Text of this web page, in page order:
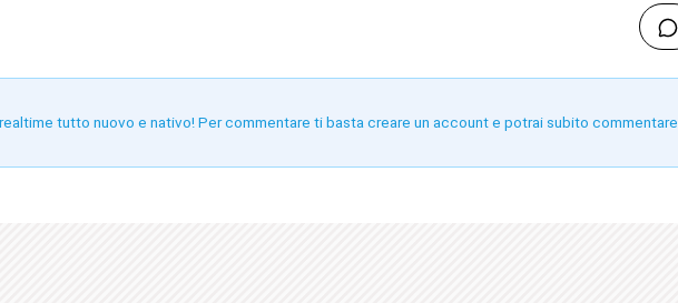
tutto nuovo e nativo! Per commentare ti basta creare un account e potrai subito commentare.